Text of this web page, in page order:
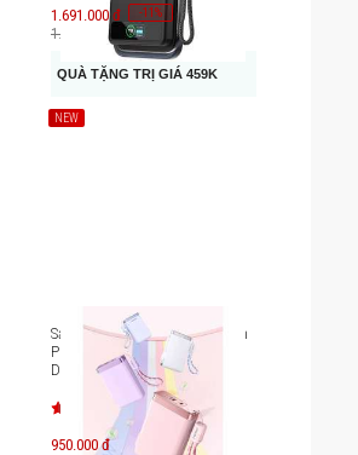
1.691.000 đ -11%
1.900.000 đ
QUÀ TẶNG TRỊ GIÁ 459K
NEW
Sạc dự phòng Pisen Quick High
Power Box 30W 10000mAh TS-
D381
950.000 đ